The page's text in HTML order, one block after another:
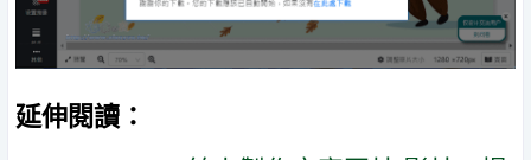
延伸閱讀：